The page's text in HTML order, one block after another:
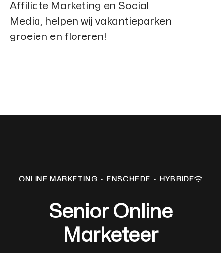
Affiliate Marketing en Social
Media, helpen wij vakantieparken
groeien en floreren!
ONLINE MARKETING · ENSCHEDE · HYBRIDE
Senior Online
Marketeer